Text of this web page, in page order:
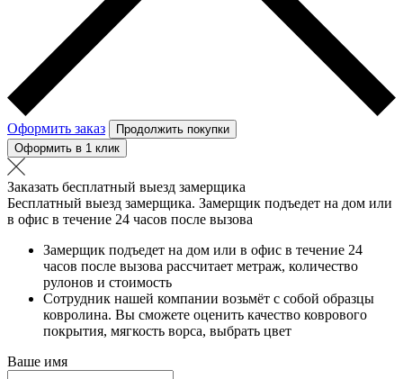
Оформить заказ
Продолжить покупки
Оформить в 1 клик
Заказать бесплатный выезд замерщика
Бесплатный выезд замерщика. Замерщик подъедет на дом или
в офис в течение 24 часов после вызова
Замерщик подъедет на дом или в офис в течение 24
часов после вызова рассчитает метраж, количество
рулонов и стоимость
Сотрудник нашей компании возьмёт с собой образцы
ковролина. Вы сможете оценить качество коврового
покрытия, мягкость ворса, выбрать цвет
Ваше имя